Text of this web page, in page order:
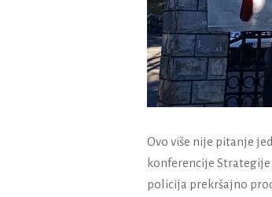
Ovo više nije pitanje
konferencije Strategije
policija prekršajno